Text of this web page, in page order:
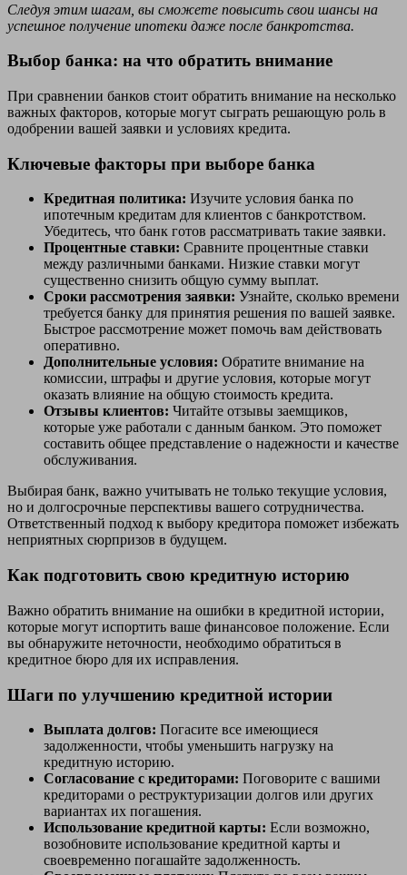
Следуя этим шагам, вы сможете повысить свои шансы на
успешное получение ипотеки даже после банкротства.
Выбор банка: на что обратить внимание
При сравнении банков стоит обратить внимание на несколько
важных факторов, которые могут сыграть решающую роль в
одобрении вашей заявки и условиях кредита.
Ключевые факторы при выборе банка
Кредитная политика: Изучите условия банка по
ипотечным кредитам для клиентов с банкротством.
Убедитесь, что банк готов рассматривать такие заявки.
Процентные ставки: Сравните процентные ставки
между различными банками. Низкие ставки могут
существенно снизить общую сумму выплат.
Сроки рассмотрения заявки: Узнайте, сколько времени
требуется банку для принятия решения по вашей заявке.
Быстрое рассмотрение может помочь вам действовать
оперативно.
Дополнительные условия: Обратите внимание на
комиссии, штрафы и другие условия, которые могут
оказать влияние на общую стоимость кредита.
Отзывы клиентов: Читайте отзывы заемщиков,
которые уже работали с данным банком. Это поможет
составить общее представление о надежности и качестве
обслуживания.
Выбирая банк, важно учитывать не только текущие условия,
но и долгосрочные перспективы вашего сотрудничества.
Ответственный подход к выбору кредитора поможет избежать
неприятных сюрпризов в будущем.
Как подготовить свою кредитную историю
Важно обратить внимание на ошибки в кредитной истории,
которые могут испортить ваше финансовое положение. Если
вы обнаружите неточности, необходимо обратиться в
кредитное бюро для их исправления.
Шаги по улучшению кредитной истории
Выплата долгов: Погасите все имеющиеся
задолженности, чтобы уменьшить нагрузку на
кредитную историю.
Согласование с кредиторами: Поговорите с вашими
кредиторами о реструктуризации долгов или других
вариантах их погашения.
Использование кредитной карты: Если возможно,
возобновите использование кредитной карты и
своевременно погашайте задолженность.